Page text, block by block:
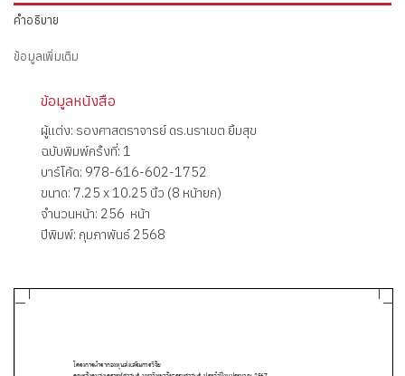
คำอธิบาย
ข้อมูลเพิ่มเติม
ข้อมูลหนังสือ
ผู้แต่ง: รองศาสตราจารย์ ดร.นราเขต ยิ้มสุข
ฉบับพิมพ์ครั้งที่: 1
บาร์โค้ด: 978-616-602-1752
ขนาด: 7.25 x 10.25 นิ้ว (8 หน้ายก)
จำนวนหน้า: 256 หน้า
ปีพิมพ์: กุมภาพันธ์ 2568